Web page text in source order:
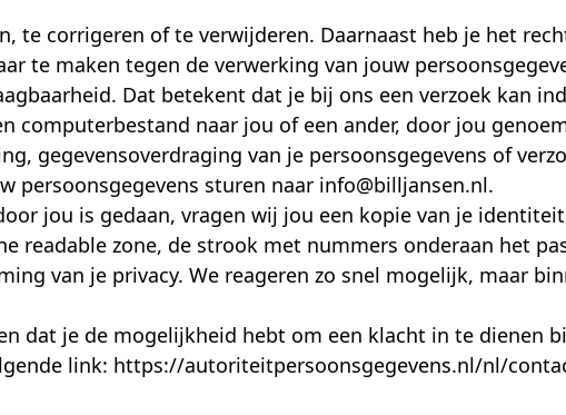
te corrigeren of te verwijderen. Daarnaast heb je het
te maken tegen de verwerking van jouw
Dat betekent dat je bij ons een verzoek kan
computerbestand naar jou of een ander, door jou
gegevensoverdraging van je persoonsgegevens of
persoonsgegevens sturen naar info@billjansen.nl.
jou is gedaan, vragen wij jou een kopie van je
readable zone, de strook met nummers onderaan het
van je privacy. We reageren zo snel mogelijk, maar
dat je de mogelijkheid hebt om een klacht in te dienen
link: https://autoriteitpersoonsgegevens.nl/nl/